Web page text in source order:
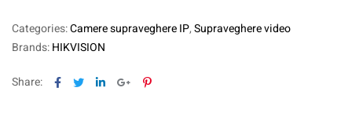
Categories:Camere supraveghere IP,Supraveghere video
Brands:HIKVISION
Share: Facebook
TwitterLinkedinGoogle+Pinterest